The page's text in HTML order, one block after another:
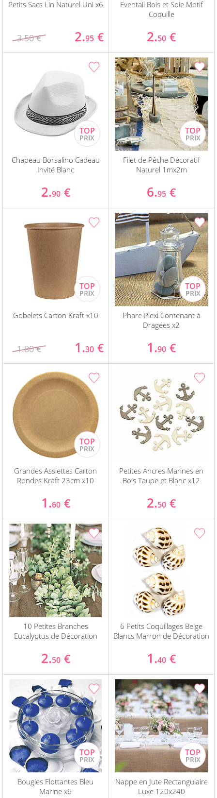
Petits Sacs Lin Naturel Uni x6
3.50 € 2.95 €
Eventail Bois et Soie Motif
Coquille
2.50 €
Chapeau Borsalino Cadeau
Invité Blanc
2.90 €
Filet de Pêche Décoratif
Naturel 1mx2m
6.95 €
Gobelets Carton Kraft x10
1.80 € 1.30 €
Phare Plexi Contenant à
Dragées x2
1.90 €
Grandes Assiettes Carton
Rondes Kraft 23cm x10
1.60 €
Petites Ancres Marines en
Bois Taupe et Blanc x12
2.50 €
10 Petites Branches
Eucalyptus de Décoration
2.50 €
6 Petits Coquillages Beige
Blancs Marron de Décoration
1.40 €
Bougies Flottantes Bleu
Marine x6
Nappe en Jute Rectangulaire
Luxe 120x240